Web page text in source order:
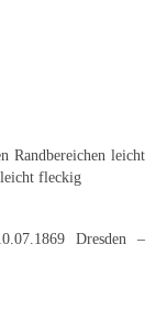
Randbereichen leicht
fleckig
Dresden –